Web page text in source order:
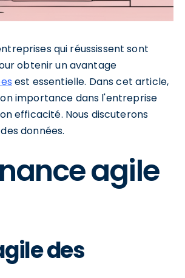
qui réussissent sont
obtenir un avantage
est essentielle. Dans cet article,
importance dans l'entreprise
efficacité. Nous discuterons
données.
agile
des